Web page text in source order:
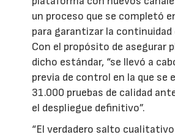
un proceso que se completó
para garantizar la continuidad
Con el propósito de asegurar
dicho estándar, “se llevó a
previa de control en la que se
31.000 pruebas de calidad
el despliegue definitivo”.
“El verdadero salto